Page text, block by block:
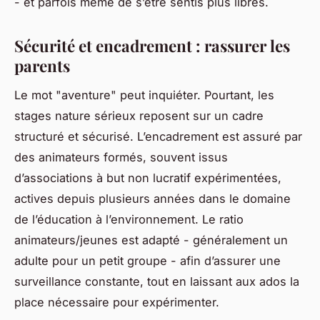
Sécurité et encadrement : rassurer les
parents
Le mot "aventure" peut inquiéter. Pourtant, les
stages nature sérieux reposent sur un cadre
structuré et sécurisé. L’encadrement est assuré par
des animateurs formés, souvent issus
d’associations à but non lucratif expérimentées,
actives depuis plusieurs années dans le domaine
de l’éducation à l’environnement. Le ratio
animateurs/jeunes est adapté - généralement un
adulte pour un petit groupe - afin d’assurer une
surveillance constante, tout en laissant aux ados la
place nécessaire pour expérimenter.